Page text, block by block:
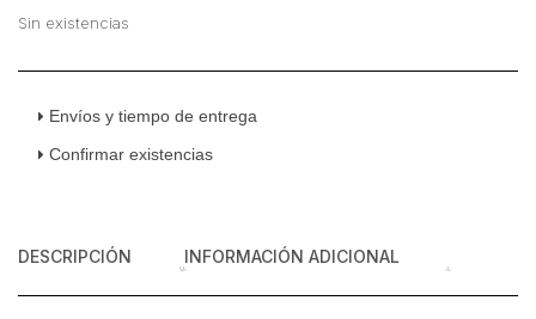
Sin existencias
Envíos y tiempo de entrega
Confirmar existencias
DESCRIPCIÓN INFORMACIÓN ADICIONAL